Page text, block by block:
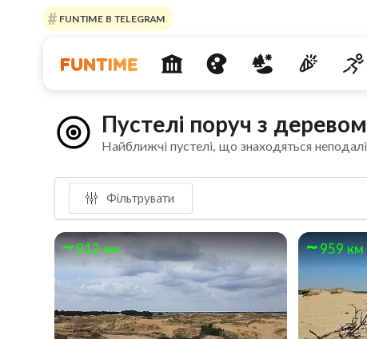
FUNTIME В TELEGRAM
Пустелі поруч з
Найближчі пустелі, що знаходяться
Фільтрувати
812 км 959 км